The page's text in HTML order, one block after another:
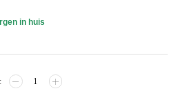
in huis